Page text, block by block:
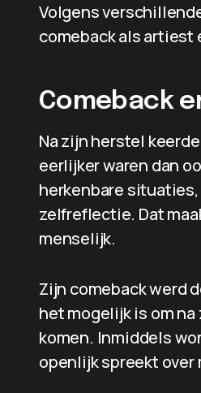
Volgens
comeback als artiest
Comeback
Na zijn herstel
eerlijker waren dan
herkenbare
zelfreflectie. Dat
menselijk.
Zijn comeback werd
het mogelijk is om
komen. Inmiddels
openlijk spreekt over